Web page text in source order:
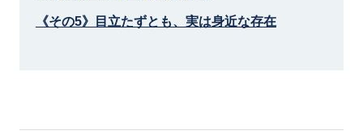
《その5》目立たずとも、実は身近な存在